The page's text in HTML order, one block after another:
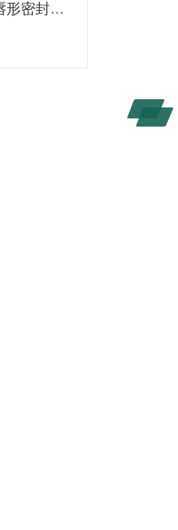
Johnson pump 泵上唇形密封的更换得步骤